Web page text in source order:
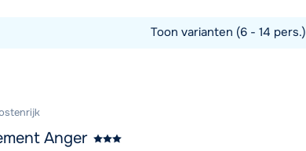
Toon varianten (6 - 14 pers.)
Anger